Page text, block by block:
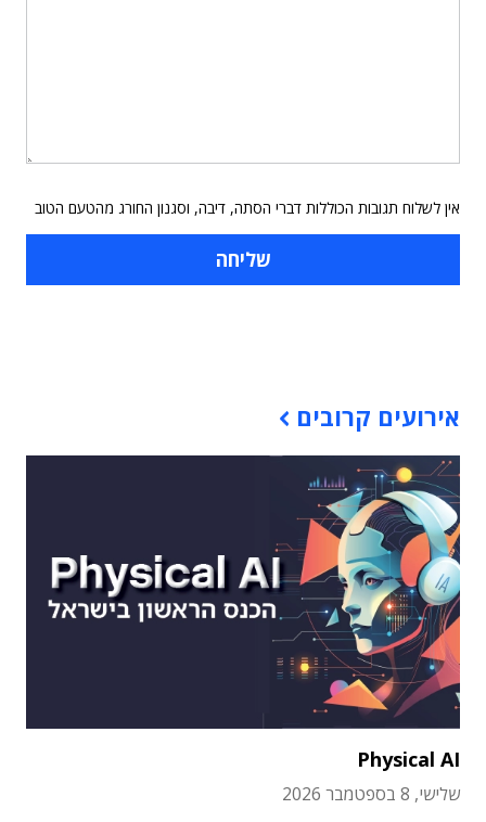
אין לשלוח תגובות הכוללות דברי הסתה, דיבה, וסגנון החורג מהטעם הטוב
אירועים קרובים
Physical AI
שלישי, 8 בספטמבר 2026